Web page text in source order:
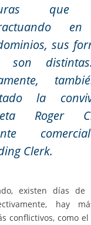
que
sus
son
la
Roger
Clerk.
existen días de
hay
conflictivos, como